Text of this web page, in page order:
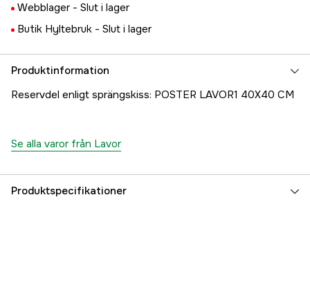
Webblager - Slut i lager
Butik Hyltebruk - Slut i lager
Produktinformation
Reservdel enligt sprängskiss: POSTER LAVOR1 40X40 CM
Se alla varor från Lavor
Produktspecifikationer